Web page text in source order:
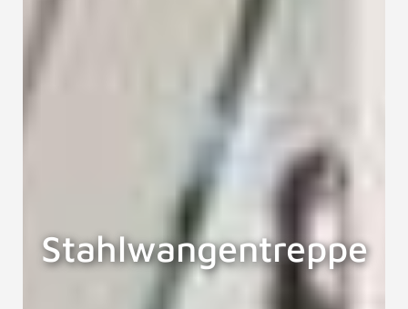
Stahlwangentreppe